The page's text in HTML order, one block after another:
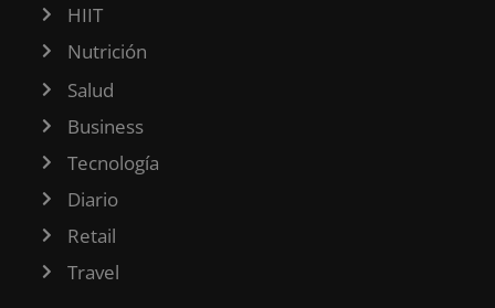
HIIT
Nutrición
Salud
Business
Tecnología
Diario
Retail
Travel